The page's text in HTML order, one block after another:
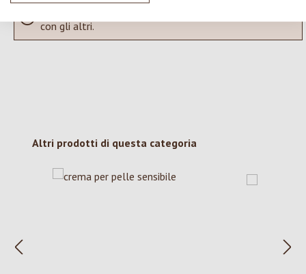
con gli altri.
Salta la galleria dei prodotti
Altri prodotti di questa categoria